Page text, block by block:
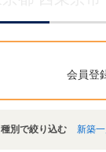
会員登
種別で絞り込む 新築